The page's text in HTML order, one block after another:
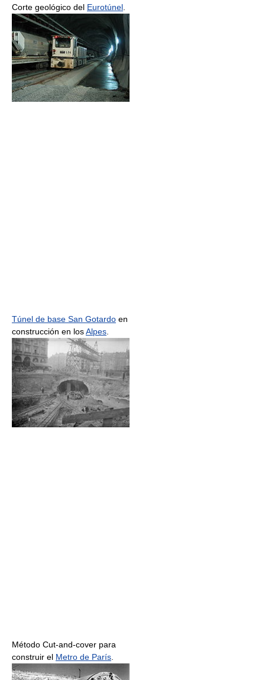
Corte geológico del Eurotúnel
Túnel de base San Gotardo en
construcción en losAlpes
Método Cut-and-cover para
construir el Metro de París